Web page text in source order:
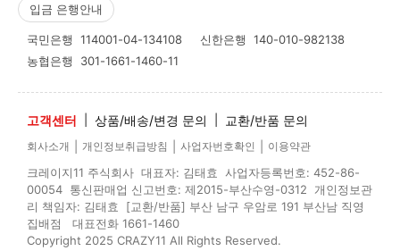
입금 은행안내
국민은행 114001-04-134108 신한은행 140-010-982138
농협은행 301-1661-1460-11
고객센터 상품/배송/변경 문의 교환/반품 문의
회사소개 개인정보취급방침 사업자번호확인 이용약관
크레이지11 주식회사 대표자: 김태효 사업자등록번호: 452-86-
00054 통신판매업 신고번호: 제2015-부산수영-0312 개인정보관
리 책임자: 김태효 [교환/반품] 부산 남구 우암로 191 부산남 직영
집배점 대표전화 1661-1460
Copyright 2025 CRAZY11 All Rights Reserved.